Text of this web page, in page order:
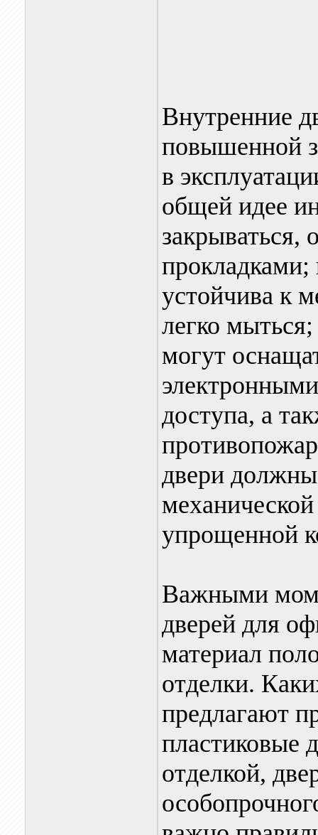
Внутренние
повышенной
в
общей идее
устойчива к
легко
могут
доступа, а
двери
упрощенной
Важными
дверей для
материал
отделки.
предлагают
пластиковые
отделкой,